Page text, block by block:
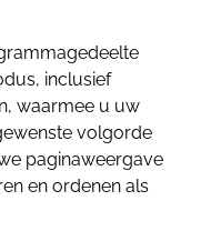
inclusief
waarmee u uw
volgorde
paginaweergave
en ordenen als